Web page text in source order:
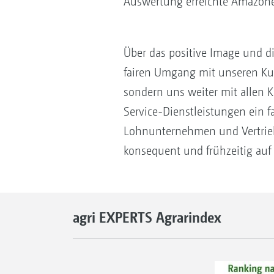
Über das positive Image und
fairen Umgang mit unseren
sondern uns weiter mit allen
Service-Dienstleistungen ein
Lohnunternehmen und
konsequent und frühzeitig
agri EXPERTS Agrarindex